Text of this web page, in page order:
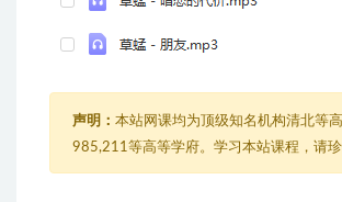
声明： 本站网课均为顶级知名机构清北等
985,211等高等学府。学习本站课程，请